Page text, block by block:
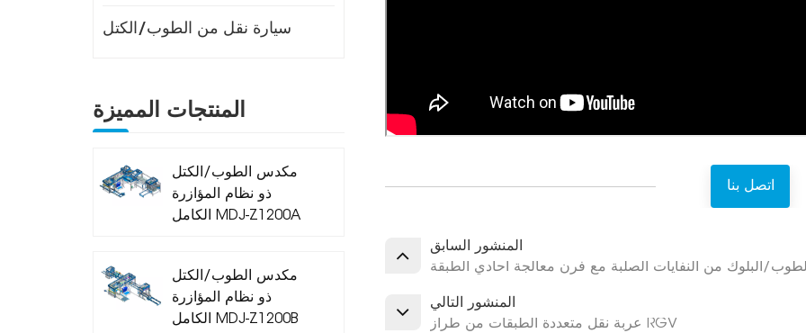
اتصل بنا
المنشور السابق
البلوك من النفايات الصلبة مع فرن معالجة أحادي الطبقة
المنشور التالي
عربة نقل متعددة الطبقات من طراز RGV
سيارة نقل من الطوب/الكتل
المنتجات المميزة
مكدس الطوب/الكتل
ذو نظام المؤازرة
الكامل MDJ-Z1200A
مكدس الطوب/الكتل
ذو نظام المؤازرة
الكامل MDJ-Z1200B